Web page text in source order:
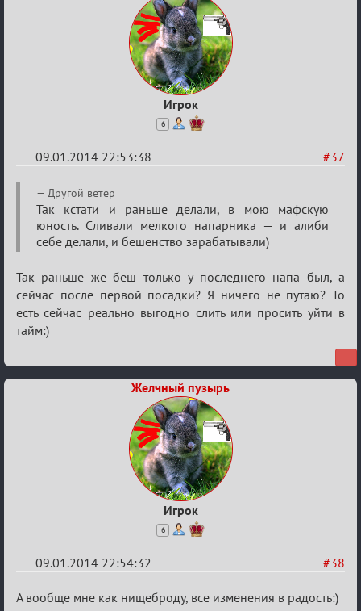
Игрок
6
#37
09.01.2014 22:53:38
Re:
VIP-
клуб,
сумрак,
партии
на
12
Другой ветер
Так кстати и раньше делали, в мою мафскую
юность. Сливали мелкого напарника — и алиби
себе делали, и бешенство зарабатывали)
Так раньше же беш только у последнего напа был, а
сейчас после первой посадки? Я ничего не путаю? То
есть сейчас реально выгодно слить или просить уйти в
тайм:)
Желчный пузырь
Игрок
6
#38
09.01.2014 22:54:32
Re:
А вообще мне как нищеброду, все изменения в радость:)